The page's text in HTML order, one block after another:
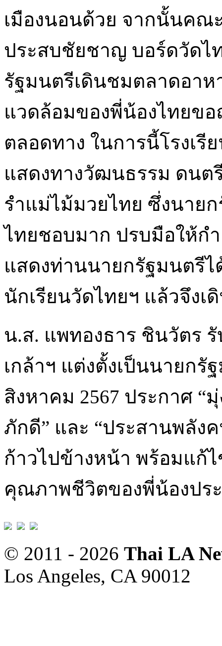
เมืองนอนด้วย จากนั้นคณ
ประสบชัยชาญ บอร์ดวัดไ
รัฐมนตรีเดินชมตลาดอาห
แวดล้อมของพี่น้องไทยข
ตลอดทาง ในการนี้โรงเ
แสดงทางวัฒนธรรม ดนต
รำแม่ไม้มวยไทย ซึ่งนาย
ไทยชอบมาก ปรบมือให้ก
แสดงท่านนายกรัฐมนตรีไ
นักเรียนวัดไทยฯ แล้วจึง
น.ส. แพทองธาร ชินวัตร
เกล้าฯ แต่งตั้งเป็นนายกรั
สิงหาคม 2567 ประกาศ
ภักดี” และ “ประสานพลัง
ก้าวไปข้างหน้า พร้อมแก้
คุณภาพชีวิตของพี่น้องปร
© 2011 - 2026 Thai LA
Los Angeles, CA 90012